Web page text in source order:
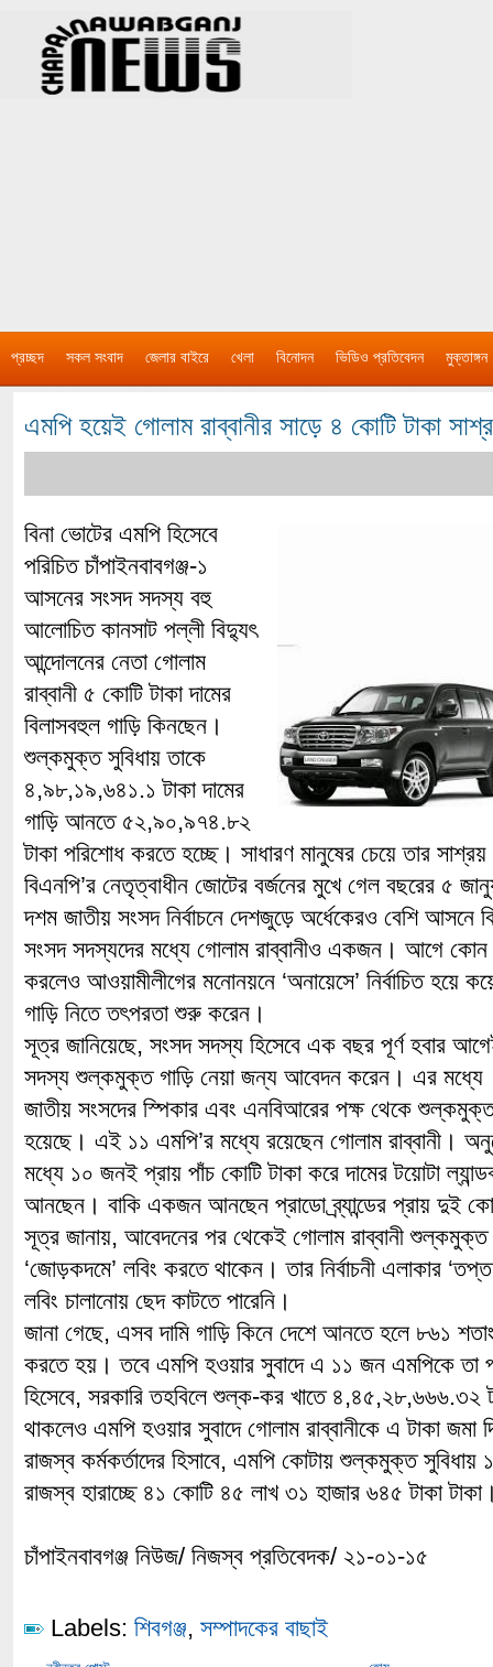
প্রচ্ছদ সকল সংবাদ জেলার বাইরে খেলা বিনোদন ভিডিও প্রতিবেদন মুক্তাঙ্গন
এমপি হয়েই গোলাম রাব্বানীর সাড়ে ৪ কোটি টাকা
বিনা ভোটের এমপি হিসেবে
পরিচিত চাঁপাইনবাবগঞ্জ-১
আসনের সংসদ সদস্য বহু
আলোচিত কানসাট পল্লী বিদ্যুৎ
আন্দোলনের নেতা গোলাম
রাব্বানী ৫ কোটি টাকা দামের
বিলাসবহুল গাড়ি কিনছেন।
শুল্কমুক্ত সুবিধায় তাকে
৪,৯৮,১৯,৬৪১.১ টাকা দামের
গাড়ি আনতে ৫২,৯০,৯৭৪.৮২
টাকা পরিশোধ করতে হচ্ছে। সাধারণ মানুষের চেয়ে তার
বিএনপি’র নেতৃত্বাধীন জোটের বর্জনের মুখে গেল বছরের ৫
দশম জাতীয় সংসদ নির্বাচনে দেশজুড়ে অর্ধেকেরও বেশি আসনে
সংসদ সদস্যদের মধ্যে গোলাম রাব্বানীও একজন। আগে কোন
করলেও আওয়ামীলীগের মনোনয়নে ‘অনায়েসে’ নির্বাচিত হয়ে
গাড়ি নিতে তৎপরতা শুরু করেন।
সূত্র জানিয়েছে, সংসদ সদস্য হিসেবে এক বছর পূর্ণ হবার
সদস্য শুল্কমুক্ত গাড়ি নেয়া জন্য আবেদন করেন। এর মধ্যে
জাতীয় সংসদের স্পিকার এবং এনবিআরের পক্ষ থেকে
হয়েছে। এই ১১ এমপি’র মধ্যে রয়েছেন গোলাম রাব্বানী।
মধ্যে ১০ জনই প্রায় পাঁচ কোটি টাকা করে দামের টয়োটা
আনছেন। বাকি একজন আনছেন প্রাডো ব্র্যান্ডের প্রায় দুই
সূত্র জানায়, আবেদনের পর থেকেই গোলাম রাব্বানী শুল্কমুক্ত
‘জোড়কদমে’ লবিং করতে থাকেন। তার নির্বাচনী এলাকার
লবিং চালানোয় ছেদ কাটতে পারেনি।
জানা গেছে, এসব দামি গাড়ি কিনে দেশে আনতে হলে ৮৬১
করতে হয়। তবে এমপি হওয়ার সুবাদে এ ১১ জন এমপিকে তা
হিসেবে, সরকারি তহবিলে শুল্ক-কর খাতে ৪,৪৫,২৮,৬৬৬.৩২
থাকলেও এমপি হওয়ার সুবাদে গোলাম রাব্বানীকে এ টাকা জমা
রাজস্ব কর্মকর্তাদের হিসাবে, এমপি কোটায় শুল্কমুক্ত সুবিধায়
রাজস্ব হারাচ্ছে ৪১ কোটি ৪৫ লাখ ৩১ হাজার ৬৪৫ টাকা
চাঁপাইনবাবগঞ্জ নিউজ/ নিজস্ব প্রতিবেদক/ ২১-০১-১৫
Labels: শিবগঞ্জ, সম্পাদকের বাছাই